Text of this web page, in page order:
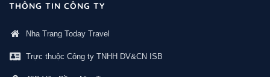
THÔNG TIN CÔNG TY
Nha Trang Today Travel
Trực thuộc Công ty TNHH DV&CN ISB